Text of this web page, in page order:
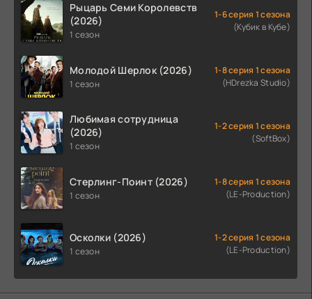
Рыцарь Семи Королевств
(2026)
1 сезон
1-6 серия 1 сезона
(Кубик в Кубе)
Молодой Шерлок (2026)
1 сезон
1-8 серия 1 сезона
(HDrezka Studio)
Любимая сотрудница
(2026)
1 сезон
1-2 серия 1 сезона
(SoftBox)
Стерлинг-Поинт (2026)
1 сезон
1-8 серия 1 сезона
(LE-Production)
Осколки (2026)
1 сезон
1-2 серия 1 сезона
(LE-Production)